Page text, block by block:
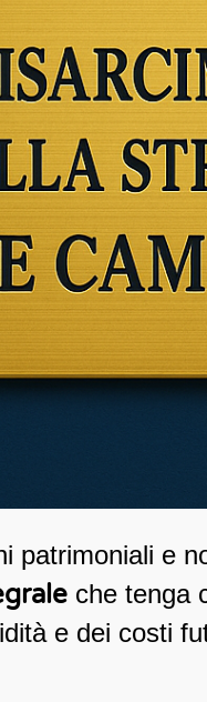
patrimoniali e
che tenga
e dei costi